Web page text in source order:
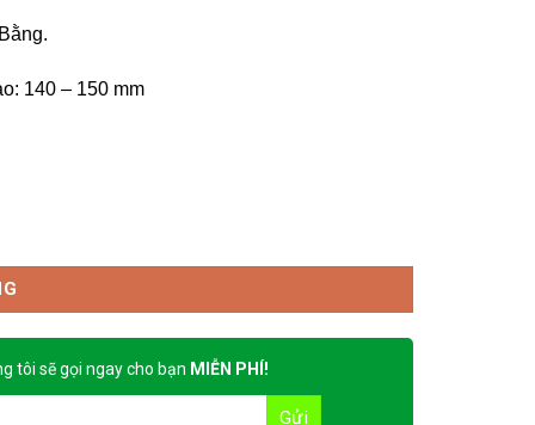
140 – 150 mm
tôi sẽ gọi ngay cho bạn MIỄN PHÍ!